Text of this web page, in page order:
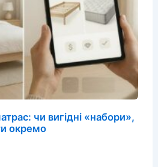
чи вигідні «набори»,
окремо